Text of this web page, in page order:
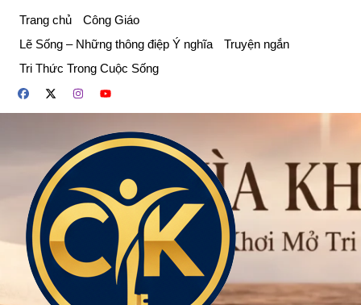
phần
dung
Trang chủ
Công Giáo
Lẽ Sống – Những thông điệp Ý nghĩa
Truyện ngắn
Tri Thức Trong Cuộc Sống